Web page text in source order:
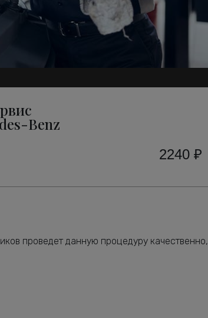
Benz
2240 ₽
проведет данную процедуру качественно,